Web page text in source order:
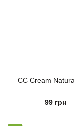
CC Cream
99 грн